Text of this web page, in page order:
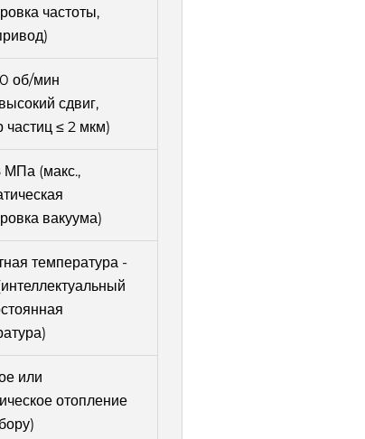
частоты,
об/мин
сдвиг,
частиц ≤ 2 мкм)
(макс.,
вакуума)
температура -
или
отопление